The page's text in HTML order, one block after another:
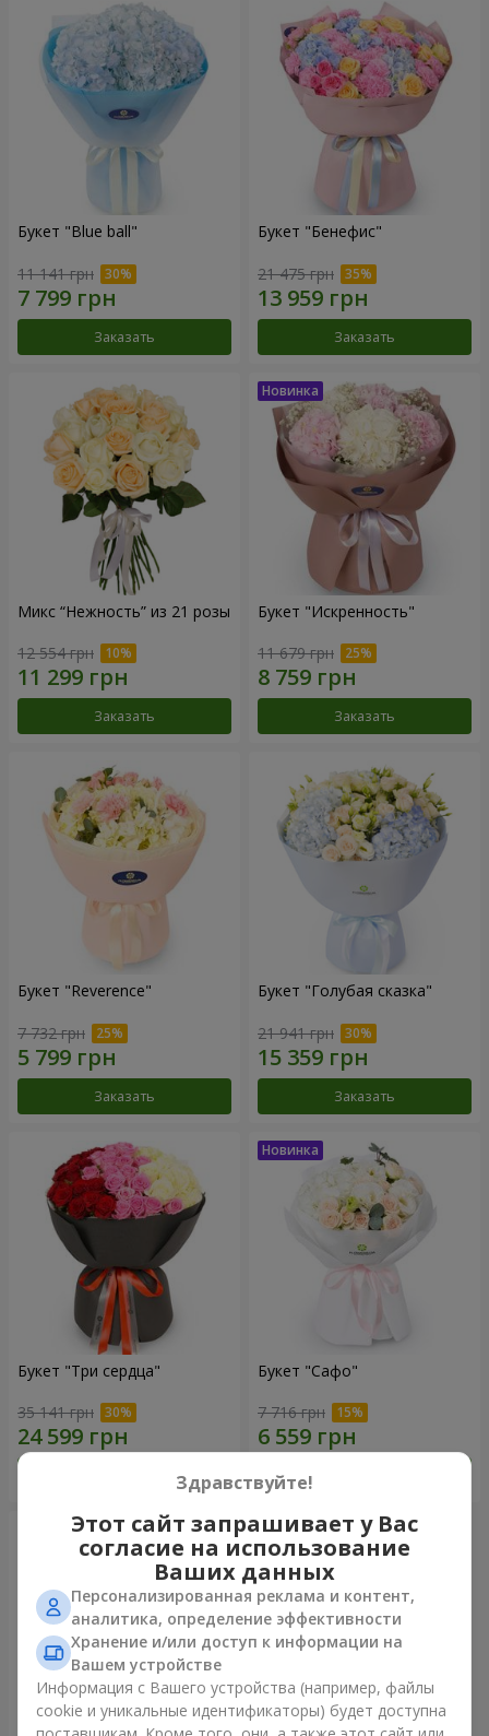
Букет "Blue ball"
11 141 грн
Заказать
Букет "Бенефис"
21 475 грн
Заказать
Микс “Нежность” из 21 розы
12 554 грн
Заказать
Букет "Искренность"
11 679 грн
Заказать
Букет "Reverence"
7 732 грн
Заказать
Букет "Голубая сказка"
21 941 грн
Заказать
Букет "Три сердца"
35 141 грн
Букет "Сафо"
7 716 грн
Здравствуйте!
Этот сайт запрашивает у Вас
согласие на использование
Ваших данных
Персонализированная реклама и контент,
аналитика, определение эффективности
Хранение и/или доступ к информации на
Вашем устройстве
Информация с Вашего устройства (например, файлы
cookie и уникальные идентификаторы) будет доступна